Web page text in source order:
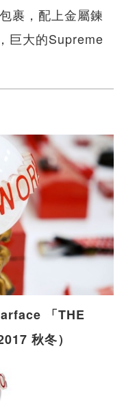
裹，配上金屬鍊
巨大的Supreme
「THE
秋冬）